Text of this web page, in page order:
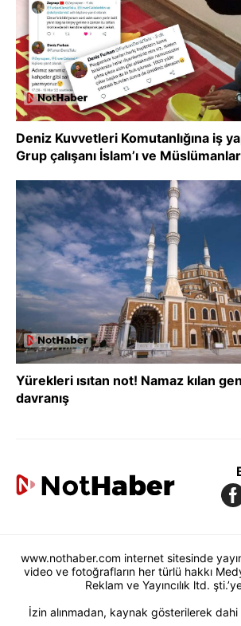
Deniz Kuvvetleri Komutanlığına iş
Grup çalışanı İslam’ı ve
Yürekleri ısıtan not! Namaz kılan
davranış
www.nothaber.com internet sitesinde
video ve fotoğrafların her türlü hakkı
Reklam ve Yayıncılık ltd.
İzin alınmadan, kaynak gösterilerek